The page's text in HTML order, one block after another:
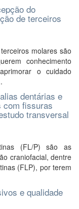
do
de terceiros
molares são
conhecimento
o cuidado
dentárias e
com fissuras
transversal
(FL/P) são as
craniofacial, dentre
(FLP), por terem
e qualidade